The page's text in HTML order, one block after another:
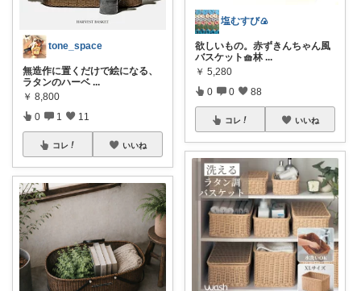
tone_space
無造作に置くだけで絵になる、
ラタンのハーベ ...
￥ 8,800
0 1 11
コレ いいね
塩むすび🍙
欲しいもの。赤ずきんちゃん風
バスケット🧺林 ...
￥ 5,280
0 0 88
コレ いいね